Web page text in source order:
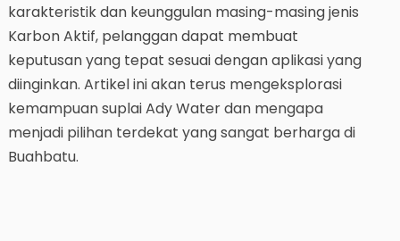
karakteristik dan keunggulan masing-masing jenis
Karbon Aktif, pelanggan dapat membuat
keputusan yang tepat sesuai dengan aplikasi yang
diinginkan. Artikel ini akan terus mengeksplorasi
kemampuan suplai Ady Water dan mengapa
menjadi pilihan terdekat yang sangat berharga di
Buahbatu.